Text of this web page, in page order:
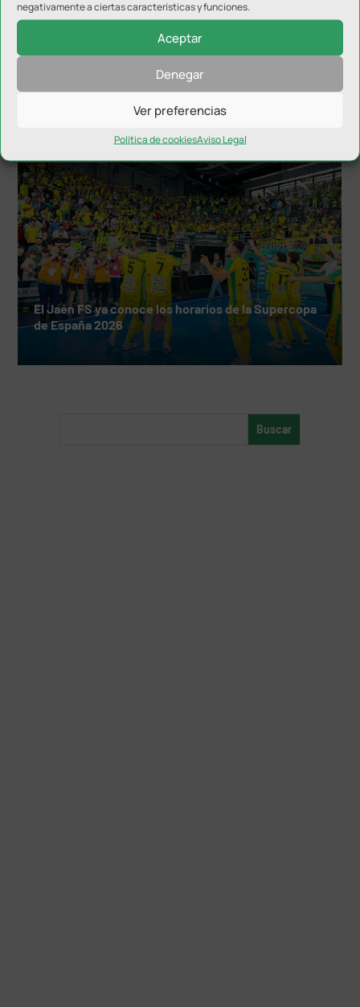
negativamente a ciertas características y funciones.
Aceptar
Denegar
Ver preferencias
Política de cookiesAviso Legal
Inter JP Financial disputará el Trofeo del Olivo
El Jaén FS ya conoce los horarios de la Supercopa
de España 2026